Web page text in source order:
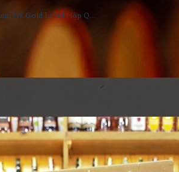
Rượu JW Gold Label Hộp Quà 2025